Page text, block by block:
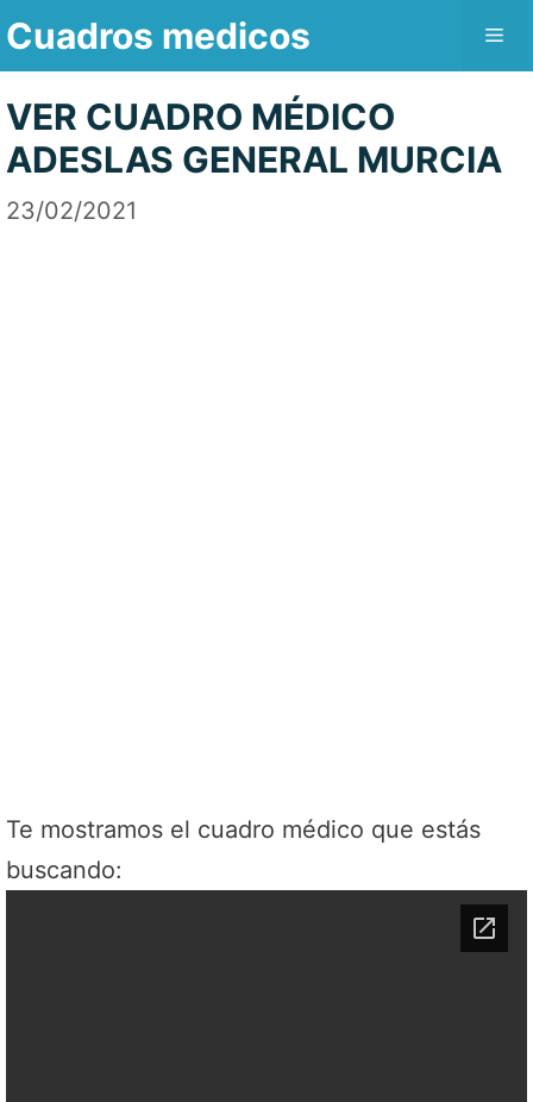
Saltar
contenido
Cuadros medicos
VER CUADRO MÉDICO
ADESLAS GENERAL MURCIA
23/02/2021
Te mostramos el cuadro médico que estás
buscando: